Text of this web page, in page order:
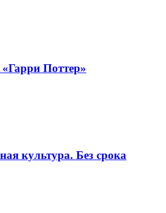
Поттер»
культура. Без срока